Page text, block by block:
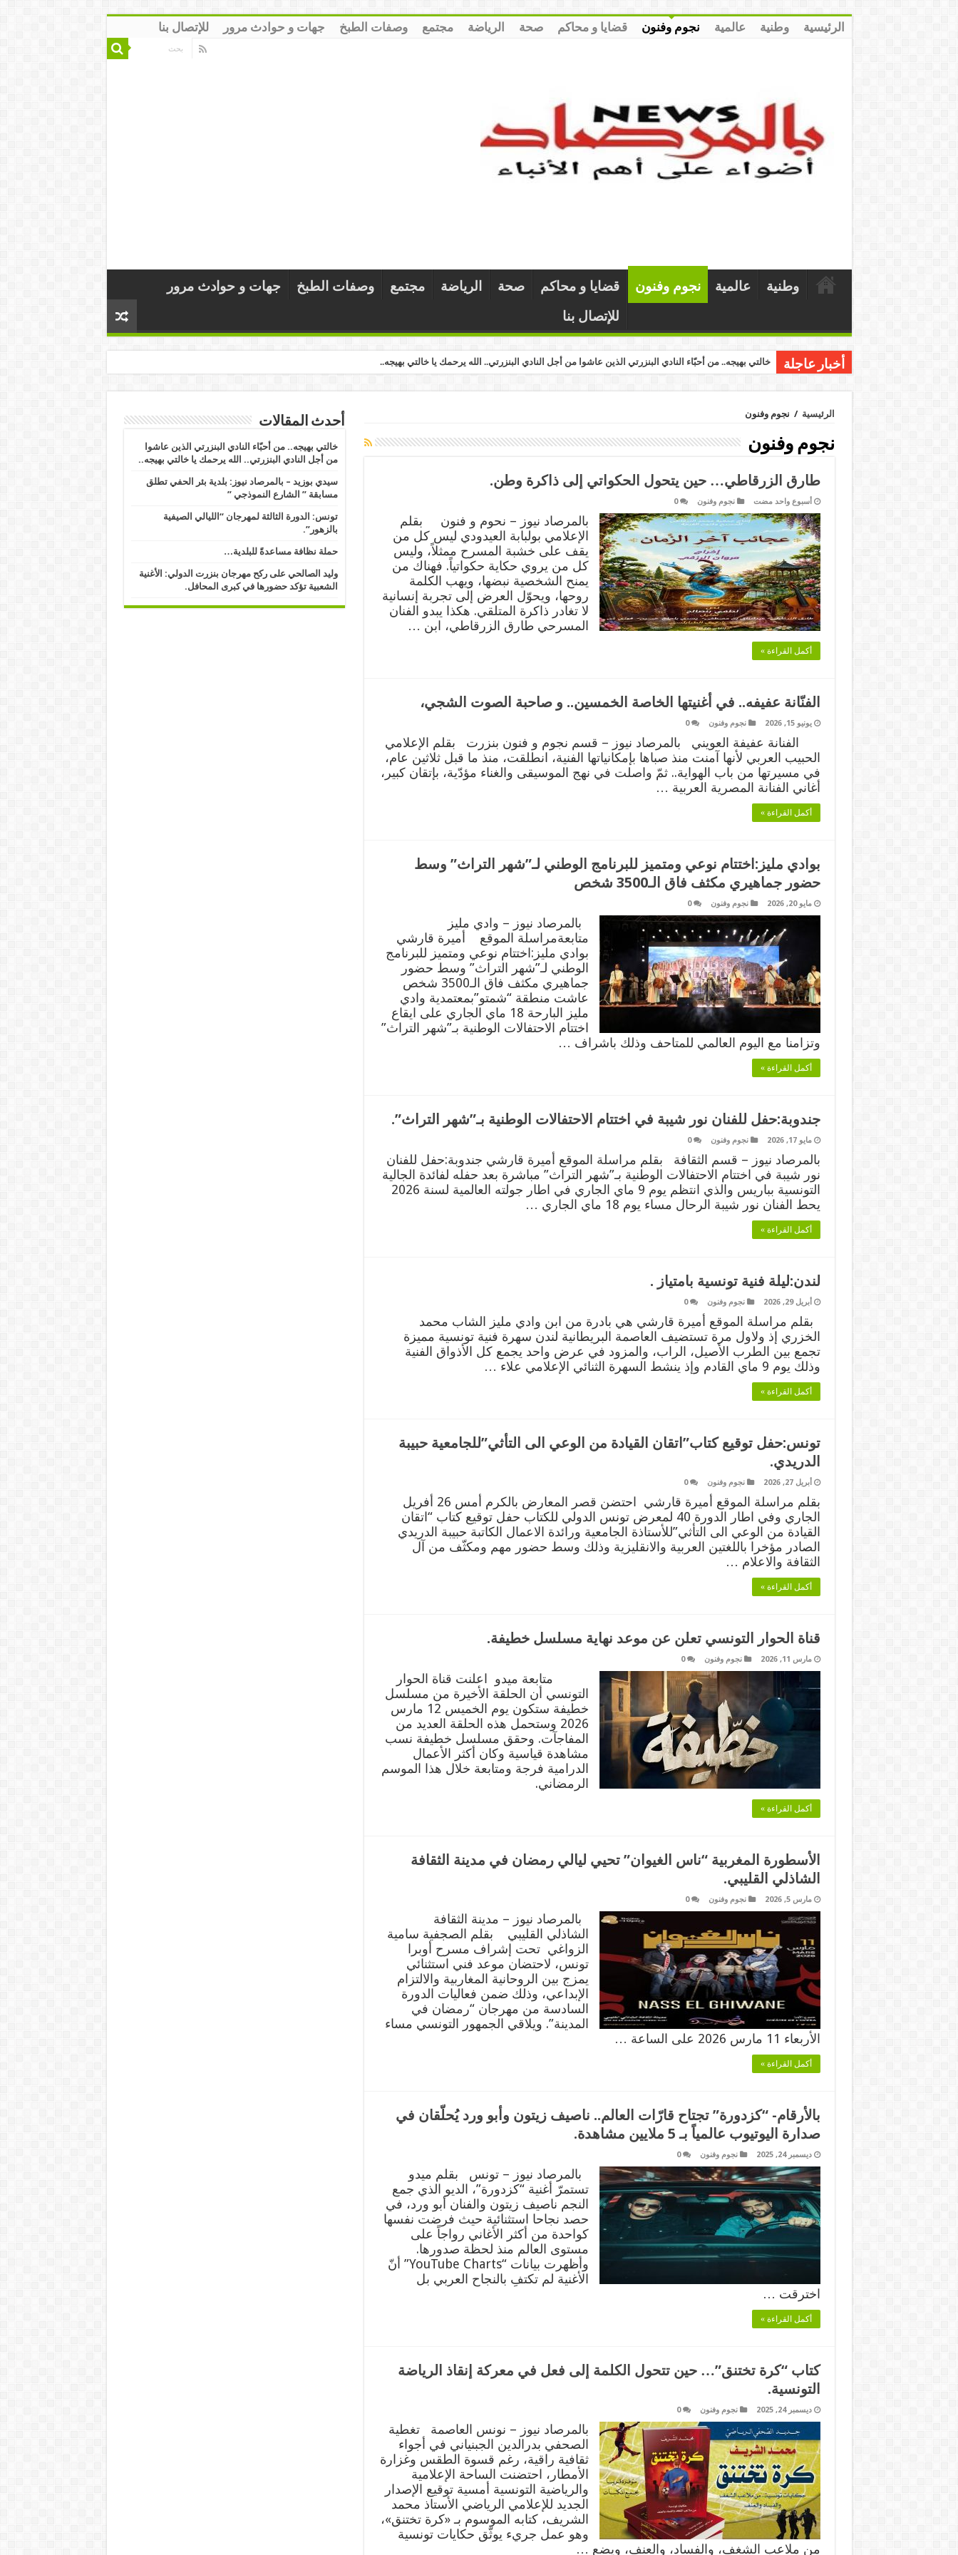
الرئيسية وطنية عالمية نجوم وفنون قضايا و محاكم صحة الرياضة مجتمع وصفات الطبخ جهات و حوادث مرور للإتصال بنا
وطنية عالمية نجوم وفنون قضايا و محاكم صحة الرياضة مجتمع وصفات الطبخ
جهات و حوادث مرور
للإتصال بنا
أخبار عاجلة خالتي بهيجه.. من أحبّاء النادي البنزرتي الذين عاشوا من أجل النادي البنزرتي.. الله يرحمك يا خالتي بهيجه..
الرئيسية / نجوم وفنون
نجوم وفنون
طارق الزرقاطي… حين يتحول الحكواتي إلى ذاكرة وطن.
‏أسبوع واحد مضت نجوم وفنون 0
بالمرصاد نيوز – نحوم و فنون بقلم
الإعلامي بولبابة العيدودي ليس كل من
يقف على خشبة المسرح ممثلاً، وليس
كل من يروي حكاية حكواتياً. فهناك من
يمنح الشخصية نبضها، ويهب الكلمة
روحها، ويحوّل العرض إلى تجربة إنسانية
لا تغادر ذاكرة المتلقي. هكذا يبدو الفنان
المسرحي طارق الزرقاطي، ابن …
أكمل القراءة »
الفنّانة عفيفه.. في أغنيتها الخاصة الخمسين.. و صاحبة الصوت الشجي،
يونيو 15, 2026 نجوم وفنون 0
الفنانة عفيفة العويني بالمرصاد نيوز – قسم نجوم و فنون بنزرت بقلم الإعلامي
الحبيب العربي لأنها آمنت منذ صباها بإمكانياتها الفنية، انطلقت، منذ ما قبل ثلاثين عام،
في مسيرتها من باب الهواية.. ثمّ واصلت في نهج الموسيقى والغناء مؤدّية، بإتقان كبير،
أغاني الفنانة المصرية العربية …
أكمل القراءة »
بوادي مليز:اختتام نوعي ومتميز للبرنامج الوطني لـ”شهر التراث” وسط
حضور جماهيري مكثف فاق الـ3500 شخص
مايو 20, 2026 نجوم وفنون 0
بالمرصاد نيوز – وادي مليز
متابعةمراسلة الموقع أميرة قارشي
بوادي مليز:اختتام نوعي ومتميز للبرنامج
الوطني لـ”شهر التراث” وسط حضور
جماهيري مكثف فاق الـ3500 شخص
عاشت منطقة “شمتو”بمعتمدية وادي
مليز البارحة 18 ماي الجاري على ايقاع
اختتام الاحتفالات الوطنية بـ”شهر التراث”
وتزامنا مع اليوم العالمي للمتاحف وذلك باشراف …
أكمل القراءة »
جندوبة:حفل للفنان نور شيبة في اختتام الاحتفالات الوطنية بـ”شهر التراث”.
مايو 17, 2026 نجوم وفنون 0
بالمرصاد نيوز – قسم الثقافة بقلم مراسلة الموقع أميرة قارشي جندوبة:حفل للفنان
نور شيبة في اختتام الاحتفالات الوطنية بـ”شهر التراث” مباشرة بعد حفله لفائدة الجالية
التونسية بباريس والذي انتظم يوم 9 ماي الجاري في اطار جولته العالمية لسنة 2026
يحط الفنان نور شيبة الرحال مساء يوم 18 ماي الجاري …
أكمل القراءة »
لندن:ليلة فنية تونسية بامتياز .
أبريل 29, 2026 نجوم وفنون 0
بقلم مراسلة الموقع أميرة قارشي هي بادرة من ابن وادي مليز الشاب محمد
الخزري إذ ولاول مرة تستضيف العاصمة البريطانية لندن سهرة فنية تونسية مميزة
تجمع بين الطرب الأصيل، الراب، والمزود في عرض واحد يجمع كل الأذواق الفنية
وذلك يوم 9 ماي القادم وإذ ينشط السهرة الثنائي الإعلامي علاء …
أكمل القراءة »
تونس:حفل توقيع كتاب”اتقان القيادة من الوعي الى التأثي”للجامعية حبيبة
الدريدي.
أبريل 27, 2026 نجوم وفنون 0
بقلم مراسلة الموقع أميرة قارشي احتضن قصر المعارض بالكرم أمس 26 أفريل
الجاري وفي اطار الدورة 40 لمعرض تونس الدولي للكتاب حفل توقيع كتاب “اتقان
القيادة من الوعي الى التأثي”للأستاذة الجامعية ورائدة الاعمال الكاتبة حبيبة الدريدي
الصادر مؤخرا باللغتين العربية والانقليزية وذلك وسط حضور مهم ومكثّف من آل
الثقافة والاعلام …
أكمل القراءة »
قناة الحوار التونسي تعلن عن موعد نهاية مسلسل خطيفة.
مارس 11, 2026 نجوم وفنون 0
متابعة ميدو اعلنت قناة الحوار
التونسي أن الحلقة الأخيرة من مسلسل
خطيفة ستكون يوم الخميس 12 مارس
2026 وستحمل هذه الحلقة العديد من
المفاجآت. وحقق مسلسل خطيفة نسب
مشاهدة قياسية وكان أكثر الأعمال
الدرامية فرجة ومتابعة خلال هذا الموسم
الرمضاني.
أكمل القراءة »
الأسطورة المغربية “ناس الغيوان” تحيي ليالي رمضان في مدينة الثقافة
الشاذلي القليبي.
مارس 5, 2026 نجوم وفنون 0
بالمرصاد نيوز – مدينة الثقافة
الشاذلي القليبي بقلم الصجفية سامية
الزواغي تحت إشراف مسرح أوبرا
تونس، لاحتضان موعد فني استثنائي
يمزج بين الروحانية المغاربية والالتزام
الإبداعي، وذلك ضمن فعاليات الدورة
السادسة من مهرجان “رمضان في
المدينة”. ويلاقي الجمهور التونسي مساء
الأربعاء 11 مارس 2026 على الساعة …
أكمل القراءة »
بالأرقام- “كزدورة” تجتاح قارّات العالم.. ناصيف زيتون وأبو ورد يُحلّقان في
صدارة اليوتيوب عالمياً بـ 5 ملايين مشاهدة.
ديسمبر 24, 2025 نجوم وفنون 0
بالمرصاد نيوز – تونس بقلم ميدو
تستمرّ أغنية “كزدورة”، الديو الذي جمع
النجم ناصيف زيتون والفنان أبو ورد، في
حصد نجاحا استثنائية حيث فرضت نفسها
كواحدة من أكثر الأغاني رواجاً على
مستوى العالم منذ لحظة صدورها.
وأظهرت بيانات “YouTube Charts” أنّ
الأغنية لم تكتفِ بالنجاح العربي بل
اخترقت …
أكمل القراءة »
كتاب “كرة تختنق”… حين تتحول الكلمة إلى فعل في معركة إنقاذ الرياضة
التونسية.
ديسمبر 24, 2025 نجوم وفنون 0
بالمرصاد نيوز – نونس العاصمة تغطية
الصحفي بدرالدين الجبنياني في أجواء
ثقافية راقية، رغم قسوة الطقس وغزارة
الأمطار، احتضنت الساحة الإعلامية
والرياضية التونسية أمسية توقيع الإصدار
الجديد للإعلامي الرياضي الأستاذ محمد
الشريف، كتابه الموسوم بـ «كرة تختنق»،
وهو عمل جريء يوثّق حكايات تونسية
من ملاعب الشغف، والفساد، والعنف، ويضع …
أحدث المقالات
خالتي بهيجه.. من أحبّاء النادي البنزرتي الذين عاشوا
من أجل النادي البنزرتي.. الله يرحمك يا خالتي بهيجه..
سيدي بوزيد – بالمرصاد نيوز: بلدية بئر الحفي تطلق
مسابقة ” الشارع النموذجي ” ​
تونس: الدورة الثالثة لمهرجان “الليالي الصيفية
بالزهور”.
حملة نظافة مساعدةً للبلدية…
وليد الصالحي على ركح مهرجان بنزرت الدولي: الأغنية
الشعبية تؤكد حضورها في كبرى المحافل.